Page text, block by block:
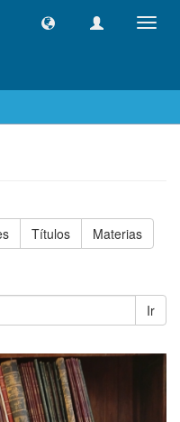
Títulos Materias
Ir